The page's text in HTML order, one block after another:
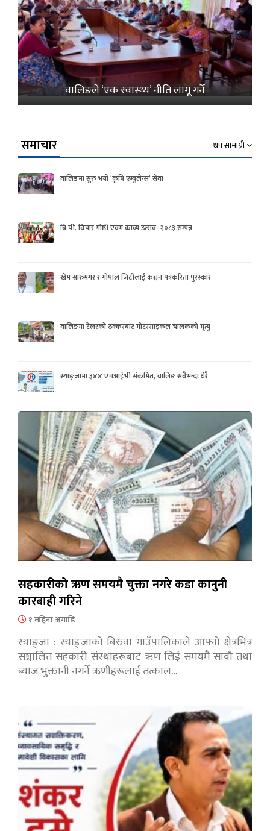
वालिङले ‘एक स्वास्थ्य’ नीति लागू गर्ने
समाचार थप सामाग्री
वालिङमा सुरु भयो ‘कृषि एम्बुलेन्स’ सेवा
बि.पी. विचार गोष्ठी एवम काव्य उत्सव- २०८३ सम्पन्न
खेम सारुमगर र गोपाल जिटीलाई कञ्चन पत्रकरिता पुरस्कार
वालिङमा टेलरको ठक्करबाट मोटरसाइकल चालकको मृत्यु
स्याङ्जामा ३४४ एचआईभी संक्रमित, वालिङ सबैभन्दा धेरै
सहकारीको ऋण समयमै चुक्ता नगरे कडा कानुनी
कारबाही गरिने
१ महिना अगाडि
स्याङ्जा : स्याङ्जाको बिरुवा गाउँपालिकाले आफ्नो क्षेत्रभित्र
सञ्चालित सहकारी संस्थाहरूबाट ऋण लिई समयमै सावाँ तथा
ब्याज भुक्तानी नगर्ने ऋणीहरूलाई तत्काल…